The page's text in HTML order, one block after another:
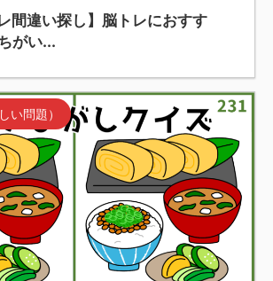
間違い探し】脳トレにおすす
がい...
い問題）